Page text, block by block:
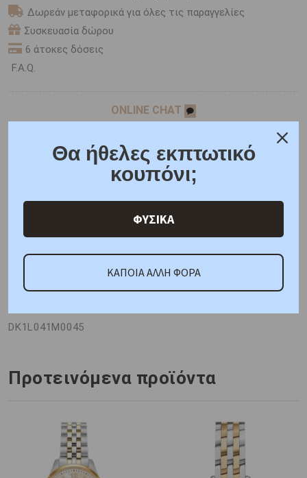
Δωρεάν μεταφορικά για όλες τις παραγγελίες
Συσκευασία δώρου
6 άτοκες δόσεις
F.A.Q.
ONLINE CHAT
Χαρακτηριστικά Χαρακτηριστικά Ρολογιών
Ρωτήστε μας
ΚΑΤΟΠΙΝ ΠΑΡΑΓΓΕΛΙΑΣ
DK1L041M0045
Προτεινόμενα προϊόντα
Θα ήθελες εκπτωτικό
κουπόνι;
ΦΥΣΙΚΑ
ΚΑΠΟΙΑ ΑΛΛΗ ΦΟΡΑ